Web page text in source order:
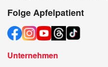
Folge Apfelpatient
Unternehmen